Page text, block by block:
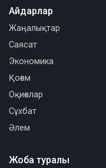
Айдарлар
Жаңалықтар
Саясат
Экономика
Қоғам
Оқиғалар
Сұхбат
Әлем
Жоба туралы